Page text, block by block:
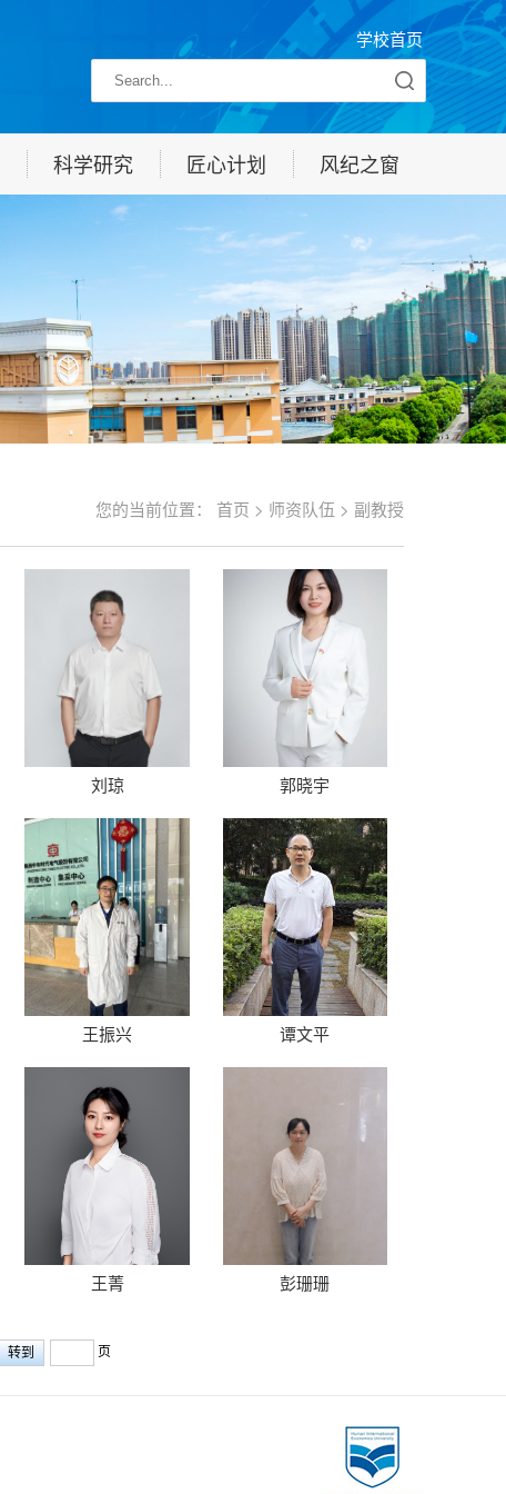
学校首页
科学研究 匠心计划 风纪之窗
您的当前位置： 首页 > 师资队伍 > 副教授
刘琼 郭晓宇
王振兴 谭文平
王菁 彭珊珊
页